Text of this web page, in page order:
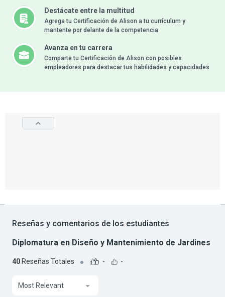
Destácate entre la multitud
Agrega tu Certificación de Alison a tu currículum y
mantente por delante de la competencia
Avanza en tu carrera
Comparte tu Certificación de Alison con posibles
empleadores para destacar tus habilidades y capacidades
Reseñas y comentarios de los estudiantes
Diplomatura en Diseño y Mantenimiento de Jardines
40 Reseñas Totales - -
Most Relevant